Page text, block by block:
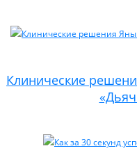
Клинические